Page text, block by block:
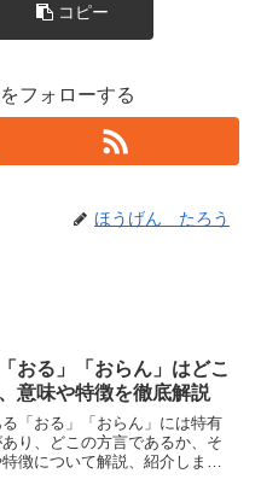
コピー
フォローする
ほうげん たろう
おる」「おらん」はどこ
意味や特徴を徹底解説
「おる」「おらん」には特有
り、どこの方言であるか、そ
徴について解説、紹介しま